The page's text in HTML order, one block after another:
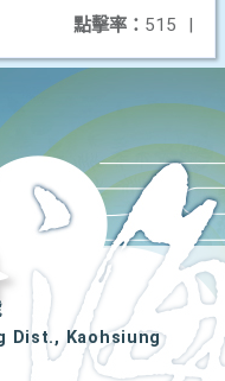
點擊率： 515 |
Dist., Kaohsiung